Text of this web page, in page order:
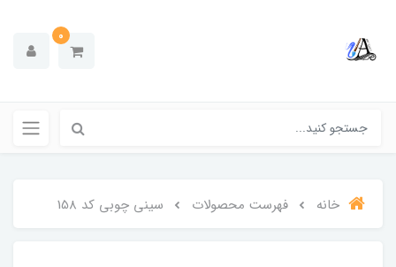
0
خانه فهرست محصولات سینی چوبی کد 158